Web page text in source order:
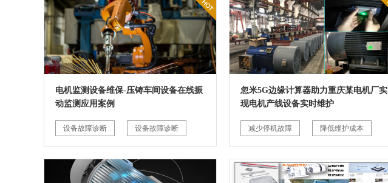
电机监测设备维保-压铸车间设备在线振
动监测应用案例
设备故障诊断 设备故障诊断
忽米5G边缘计算器助力重庆某电机厂实
现电机产线设备实时维护
减少停机故障 降低维护成本